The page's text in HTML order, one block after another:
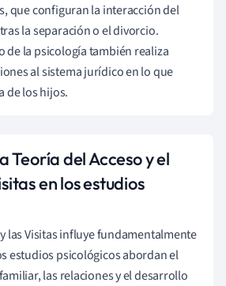
que configuran la interacción del
la separación o el divorcio.
de la psicología también realiza
al sistema jurídico en lo que
de los hijos.
Teoría del Acceso y el
en los estudios
las Visitas influye fundamentalmente
estudios psicológicos abordan el
las relaciones y el desarrollo